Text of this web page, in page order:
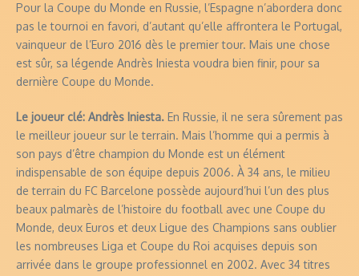
Pour la Coupe du Monde en Russie, l’Espagne n’abordera donc
pas le tournoi en favori, d’autant qu’elle affrontera le Portugal,
vainqueur de l’Euro 2016 dès le premier tour. Mais une chose
est sûr, sa légende Andrès Iniesta voudra bien finir, pour sa
dernière Coupe du Monde.
Le joueur clé: Andrès Iniesta. En Russie, il ne sera sûrement pas
le meilleur joueur sur le terrain. Mais l’homme qui a permis à
son pays d’être champion du Monde est un élément
indispensable de son équipe depuis 2006. À 34 ans, le milieu
de terrain du FC Barcelone possède aujourd’hui l’un des plus
beaux palmarès de l’histoire du football avec une Coupe du
Monde, deux Euros et deux Ligue des Champions sans oublier
les nombreuses Liga et Coupe du Roi acquises depuis son
arrivée dans le groupe professionnel en 2002. Avec 34 titres